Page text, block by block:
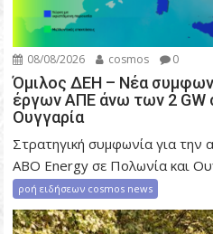
08/08/2026 cosmos 0
Όμιλος ΔΕΗ – Νέα
έργων ΑΠΕ άνω των 2 GW
Ουγγαρία
Στρατηγική συμφωνία για την
ABO Energy σε Πολωνία και
ροή ειδήσεων cosmos news